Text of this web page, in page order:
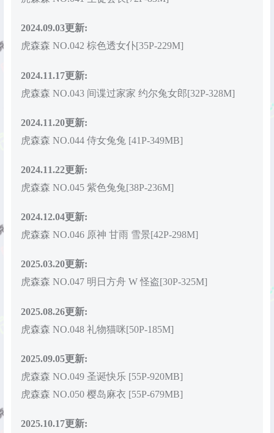
2024.09.03更新:
虎森森 NO.042 棕色透女仆[35P-229M]
2024.11.17更新:
虎森森 NO.043 间谍过家家 约尔兔女郎[32P-328M]
2024.11.20更新:
虎森森 NO.044 侍女兔兔 [41P-349MB]
2024.11.22更新:
虎森森 NO.045 紫色兔兔[38P-236M]
2024.12.04更新:
虎森森 NO.046 原神 甘雨 雪景[42P-298M]
2025.03.20更新:
虎森森 NO.047 明日方舟 W 怪盗[30P-325M]
2025.08.26更新:
虎森森 NO.048 礼物猫咪[50P-185M]
2025.09.05更新:
虎森森 NO.049 圣诞快乐 [55P-920MB]
虎森森 NO.050 樱岛麻衣 [55P-679MB]
2025.10.17更新: